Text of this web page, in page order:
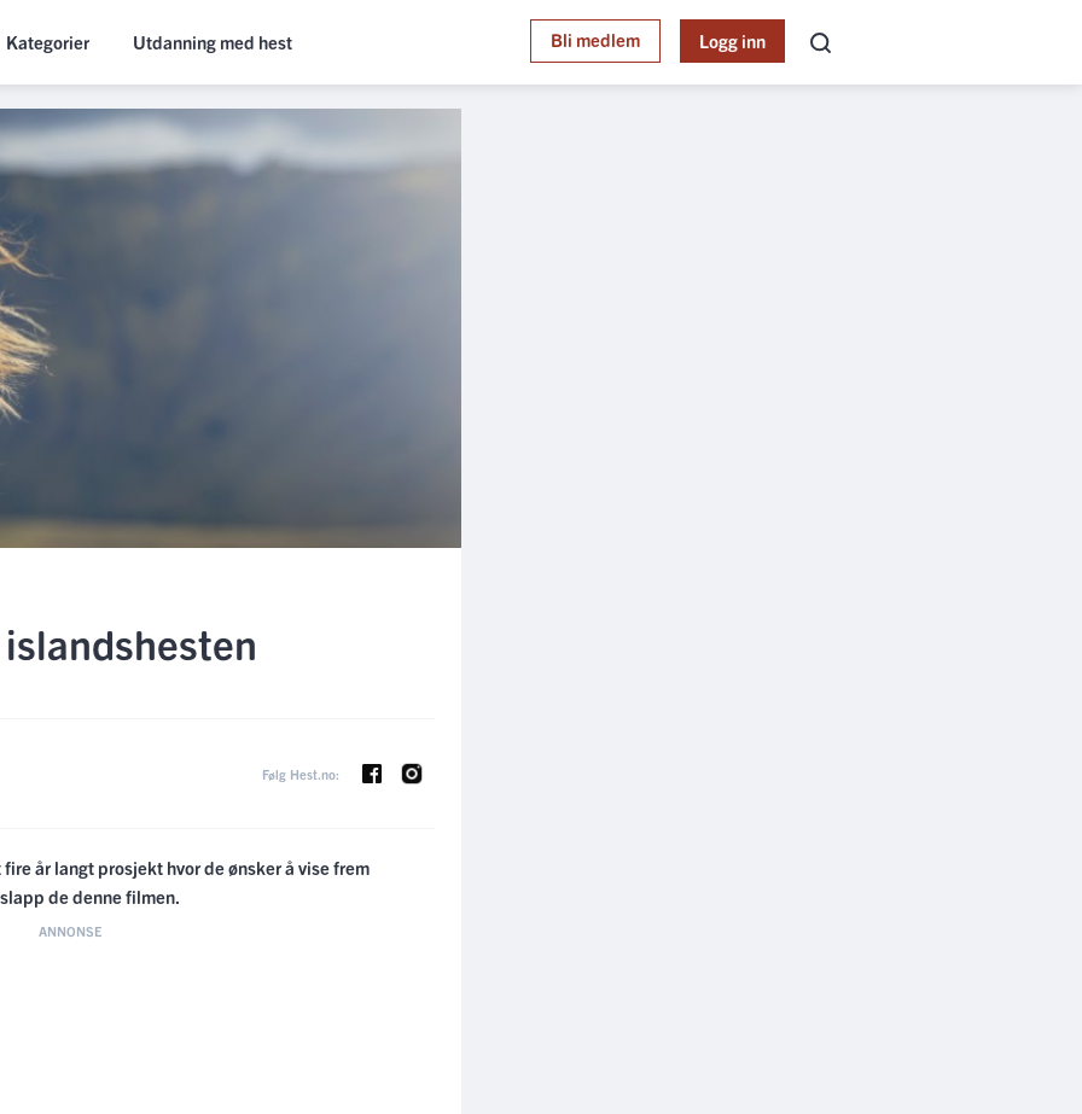
Kategorier Utdanning med hest Bli medlem Logg inn
Følg Hest.no:
år langt prosjekt hvor de ønsker å vise frem
de denne filmen.